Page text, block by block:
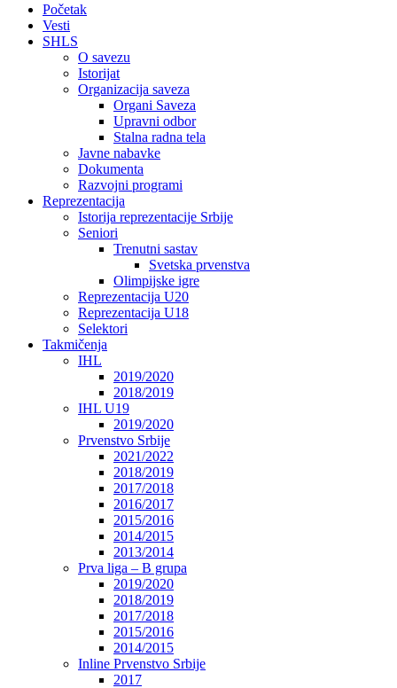
Početak
Vesti
SHLS
O savezu
Istorijat
Organizacija saveza
Organi Saveza
Upravni odbor
Stalna radna tela
Javne nabavke
Dokumenta
Razvojni programi
Reprezentacija
Istorija reprezentacije Srbije
Seniori
Trenutni sastav
Svetska prvenstva
Olimpijske igre
Reprezentacija U20
Reprezentacija U18
Selektori
Takmičenja
IHL
2019/2020
2018/2019
IHL U19
2019/2020
Prvenstvo Srbije
2021/2022
2018/2019
2017/2018
2016/2017
2015/2016
2014/2015
2013/2014
Prva liga – B grupa
2019/2020
2018/2019
2017/2018
2015/2016
2014/2015
Inline Prvenstvo Srbije
2017